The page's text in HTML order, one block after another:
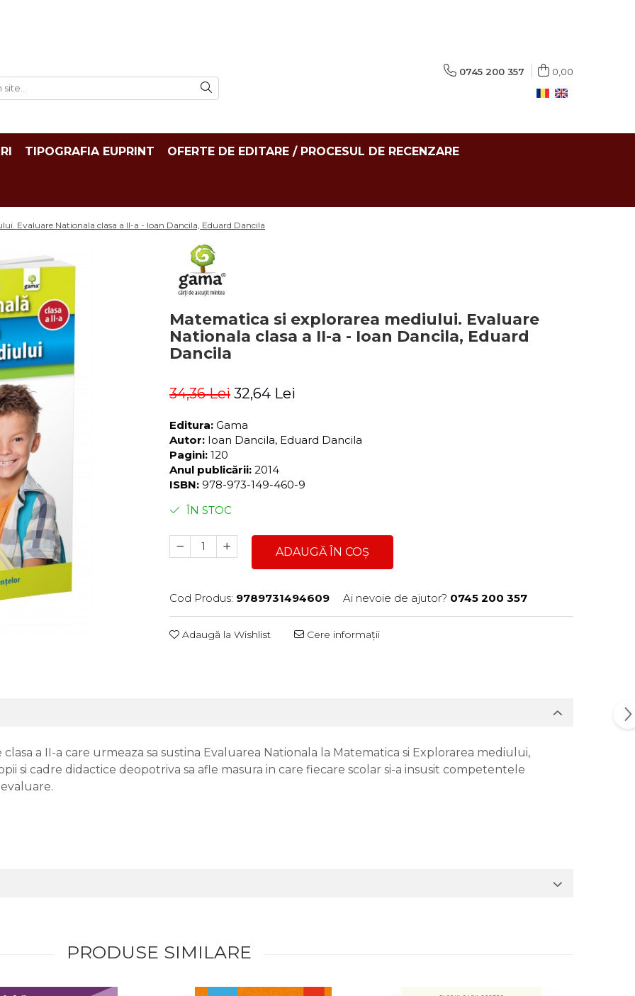
0745 200 357 0,00
TIPOGRAFIA EUPRINT OFERTE DE EDITARE / PROCESUL DE RECENZARE
Evaluare Nationala clasa a II-a - Ioan Dancila, Eduard Dancila
Matematica si explorarea mediului. Evaluare
Nationala clasa a II-a - Ioan Dancila, Eduard
Dancila
34,36 Lei 32,64 Lei
Editura: Gama
Autor: Ioan Dancila, Eduard Dancila
Pagini: 120
Anul publicării: 2014
ISBN: 978-973-149-460-9
ÎN STOC
ADAUGĂ ÎN COȘ
Cod Produs: 9789731494609 Ai nevoie de ajutor? 0745 200 357
Adaugă la Wishlist Cere informații
a II-a care urmeaza sa sustina Evaluarea Nationala la Matematica si Explorarea mediului,
si cadre didactice deopotriva sa afle masura in care fiecare scolar si-a insusit competentele
PRODUSE SIMILARE